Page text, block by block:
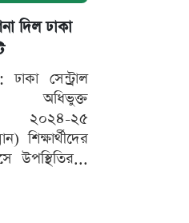
দিল ঢাকা
ঢাকা সেন্ট্রাল
অধিভুক্ত
২০২৪-২৫
শিক্ষার্থীদের
উপস্থিতির...